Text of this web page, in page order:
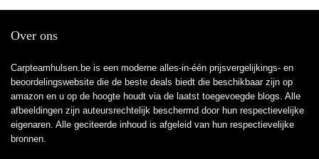
Over ons
Carpteamhulsen.be is een moderne alles-in-één prijsvergelijkings- en
beoordelingswebsite die de beste deals biedt die beschikbaar zijn op
amazon en u op de hoogte houdt via de laatst toegevoegde blogs. Alle
afbeeldingen zijn auteursrechtelijk beschermd door hun respectievelijke
eigenaren. Alle geciteerde inhoud is afgeleid van hun respectievelijke
bronnen.